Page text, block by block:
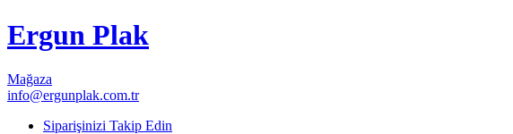
Ergun Plak
Mağaza
info@ergunplak.com.tr
Siparişinizi Takip Edin